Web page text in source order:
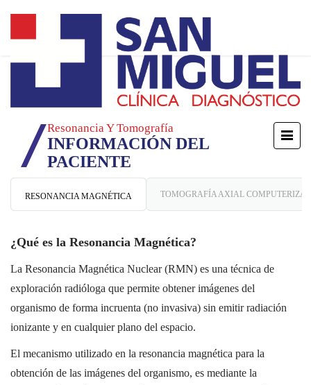
Resonancia Y Tomografía
INFORMACIÓN DEL
PACIENTE
RESONANCIA MAGNÉTICA TOMOGRAFÍA AXIAL
¿Qué es la Resonancia Magnética?
La Resonancia Magnética Nuclear (RMN) es una técnica de
exploración radióloga que permite obtener imágenes del
organismo de forma incruenta (no invasiva) sin emitir radiación
ionizante y en cualquier plano del espacio.
El mecanismo utilizado en la resonancia magnética para la
obtención de las imágenes del organismo, es mediante la